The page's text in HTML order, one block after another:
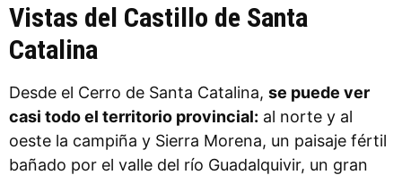
Vistas del Castillo de Santa
Catalina
Desde el Cerro de Santa Catalina, se puede ver
casi todo el territorio provincial: al norte y al
oeste la campiña y Sierra Morena, un paisaje fértil
bañado por el valle del río Guadalquivir, un gran